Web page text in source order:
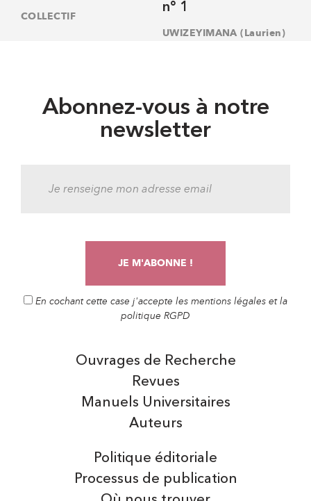
COLLECTIF
n° 1
UWIZEYIMANA (Laurien)
Abonnez-vous à notre
newsletter
En cochant cette case j'accepte les mentions légales et la
politique RGPD
Auteurs
Manuels Universitaires
Ouvrages de Recherche
Revues
Politique éditoriale
Processus de publication